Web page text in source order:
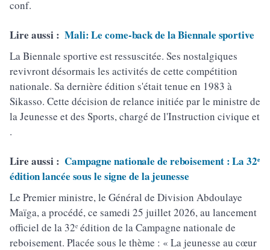
conf.
Lire aussi : Mali: Le come-back de la Biennale sportive
La Biennale sportive est ressuscitée. Ses nostalgiques
revivront désormais les activités de cette compétition
nationale. Sa dernière édition s'était tenue en 1983 à
Sikasso. Cette décision de relance initiée par le ministre de
la Jeunesse et des Sports, chargé de l'Instruction civique et
.
Lire aussi : Campagne nationale de reboisement : La 32ᵉ
édition lancée sous le signe de la jeunesse
Le Premier ministre, le Général de Division Abdoulaye
Maïga, a procédé, ce samedi 25 juillet 2026, au lancement
officiel de la 32ᵉ édition de la Campagne nationale de
reboisement. Placée sous le thème : « La jeunesse au cœur